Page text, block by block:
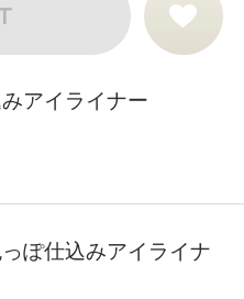
アイライナー
ぽ仕込みアイライナ